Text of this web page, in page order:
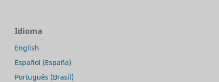
Idioma
English
Español (España)
Português (Brasil)